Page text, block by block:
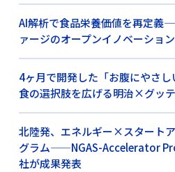
AI解析で食品栄養価値を再定義
ァージのオープンイノベーション
4ヶ月で開発した「お腹にやさ
食の選択肢を広げる明治×グッ
北陸発、エネルギー×スタート
グラム——NGAS-Accelerator
社が成果発表